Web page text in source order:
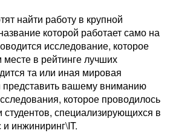
найти работу в крупной
которой работает само на
исследование, которое
месте в рейтинге лучших
та или иная мировая
вашему вниманию
которое проводилось
специализирующихся в
инжиниринг\IT.